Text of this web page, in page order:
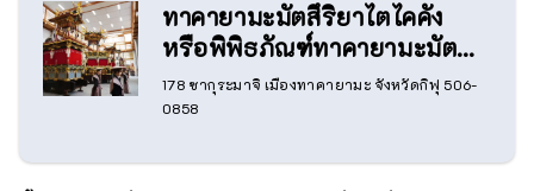
ทาคายามะมัตสึริยาไตไคคัง
หรือพิพิธภัณฑ์ทาคายามะมัตสึ
ริยาไต (TAKAYAMA
MATSURI YATAI KAIKAN
Floats Exhibition Hall)
178 ซากุระมาจิ เมืองทาคายามะ จังหวัดกิฟุ 506-
0858